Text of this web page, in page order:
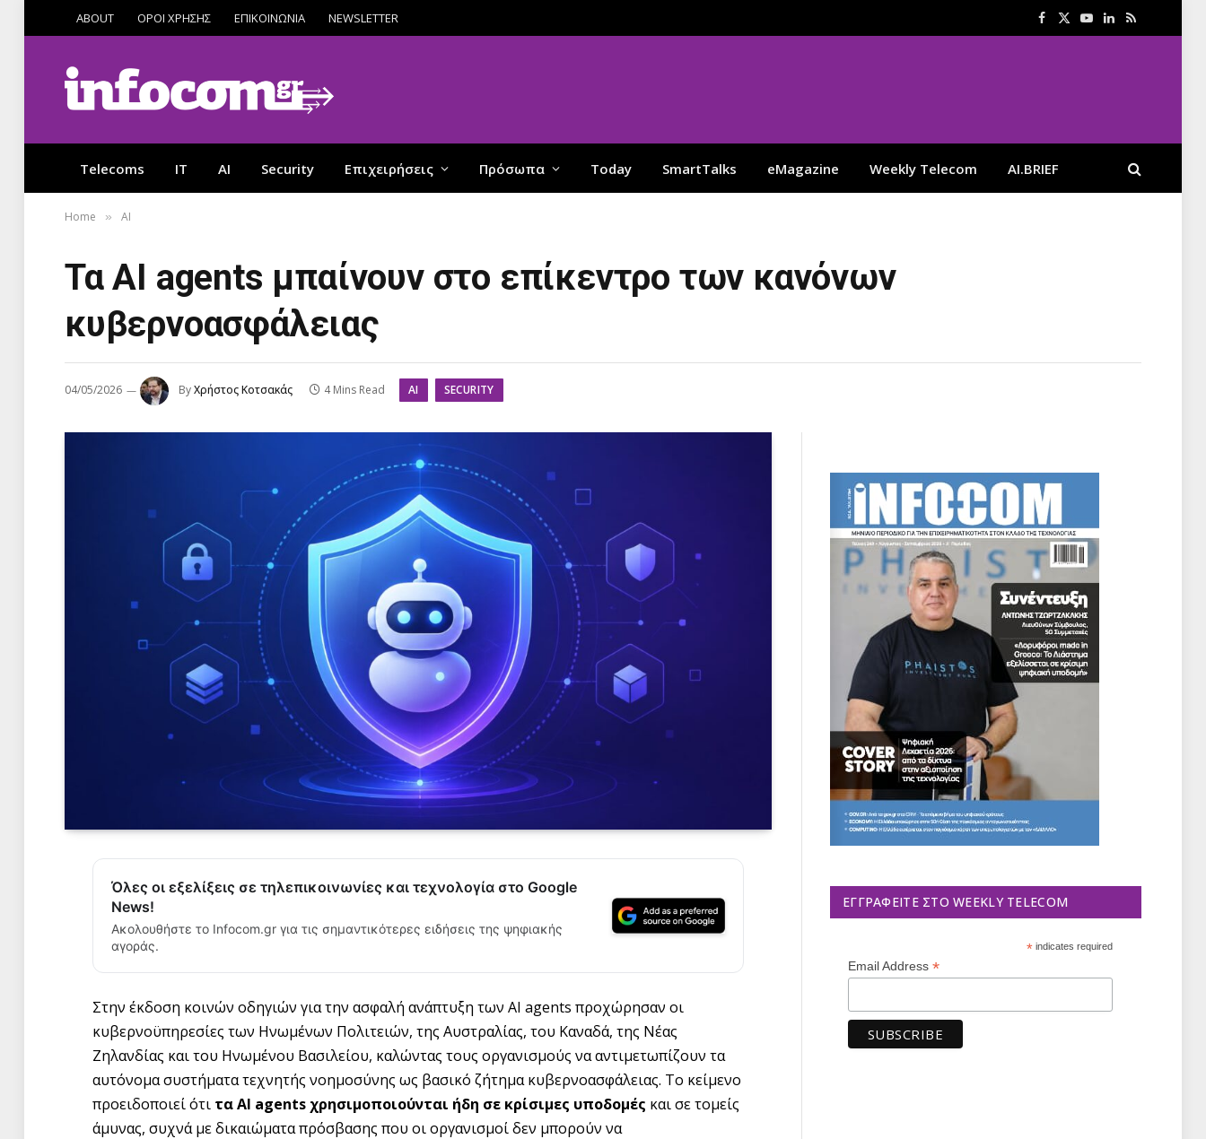
ABOUT ΟΡΟΙ ΧΡΗΣΗΣ ΕΠΙΚΟΙΝΩΝΙΑ NEWSLETTER Facebook
X
YouTube
LinkedIn
RSS
Telecoms IT AI Security Επιχειρήσεις Πρόσωπα Today SmartTalks eMagazine Weekly Telecom AI.BRIEF
Home » AI
Τα AI agents μπαίνουν στο επίκεντρο των κανόνων
κυβερνοασφάλειας
04/05/2026 ByΧρήστος Κοτσακάς 4 Mins Read AI SECURITY
Όλες οι εξελίξεις σε τηλεπικοινωνίες και τεχνολογία στο Google
News!
Ακολουθήστε το Infocom.gr για τις σημαντικότερες ειδήσεις της ψηφιακής
αγοράς.
Στην έκδοση κοινών οδηγιών για την ασφαλή ανάπτυξη των AI agents προχώρησαν οι
κυβερνοϋπηρεσίες των Ηνωμένων Πολιτειών, της Αυστραλίας, του Καναδά, της Νέας
Ζηλανδίας και του Ηνωμένου Βασιλείου, καλώντας τους οργανισμούς να αντιμετωπίζουν τα
αυτόνομα συστήματα τεχνητής νοημοσύνης ως βασικό ζήτημα κυβερνοασφάλειας. Το κείμενο
προειδοποιεί ότι τα AI agents χρησιμοποιούνται ήδη σε κρίσιμες υποδομές και σε τομείς
άμυνας, συχνά με δικαιώματα πρόσβασης που οι οργανισμοί δεν μπορούν να
ΕΓΓΡΑΦΕΊΤΕ ΣΤΟ WEEKLY TELECOM
*indicates required
Email Address *